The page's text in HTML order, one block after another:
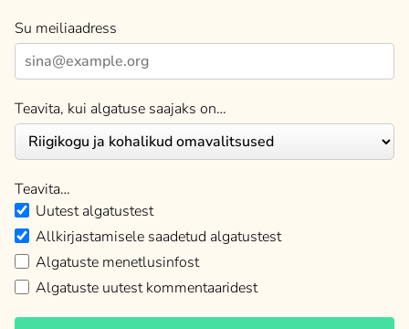
Su meiliaadress
Teavita, kui algatuse saajaks on…
Teavita…
Uutest algatustest
Allkirjastamisele saadetud algatustest
Algatuste menetlusinfost
Algatuste uutest kommentaaridest